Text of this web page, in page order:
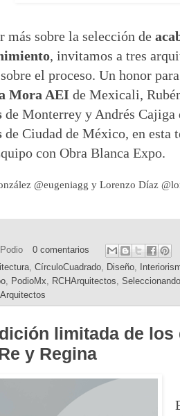
más sobre la selección de
, invitamos a tres
el proceso. Un honor
Mora AEI de Mexicali,
de Monterrey y Andrés Cajiga
de Ciudad de México, en esta
con Obra Blanca Expo.
@eugeniagg y Lorenzo Díaz
Podio
0 comentarios
, CírculoCuadrado, Diseño,
, PodioMx, RCHArquitectos,
limitada de los
y Regina